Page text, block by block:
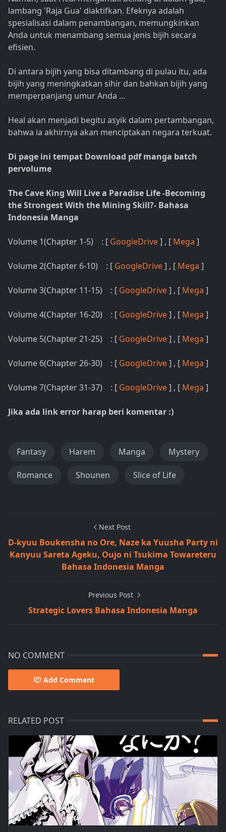
lambang 'Raja Gua' diaktifkan. Efeknya adalah
spesialisasi dalam penambangan, memungkinkan
Anda untuk menambang semua jenis bijih secara
efisien.
Di antara bijih yang bisa ditambang di pulau itu, ada
bijih yang meningkatkan sihir dan bahkan bijih yang
memperpanjang umur Anda ...
Heal akan menjadi begitu asyik dalam pertambangan,
bahwa ia akhirnya akan menciptakan negara terkuat.
Di page ini tempat Download pdf manga batch
pervolume
The Cave King Will Live a Paradise Life -Becoming
the Strongest With the Mining Skill?- Bahasa
Indonesia Manga
Volume 1(Chapter 1-5) : [ GoogleDrive] , [ Mega ]
Volume 2(Chapter 6-10) : [ GoogleDrive] , [ Mega ]
Volume 3(Chapter 11-15) : [ GoogleDrive] , [ Mega ]
Volume 4(Chapter 16-20) : [ GoogleDrive] , [ Mega ]
Volume 5(Chapter 21-25) : [ GoogleDrive] , [ Mega ]
Volume 6(Chapter 26-30) : [ GoogleDrive] , [ Mega ]
Volume 7(Chapter 31-37) : [ GoogleDrive] , [ Mega ]
Jika ada link error harap beri komentar :)
Fantasy Harem Manga Mystery
Romance Shounen Slice of Life
Next Post
D-kyuu Boukensha no Ore, Naze ka Yuusha Party ni
Kanyuu Sareta Ageku, Oujo ni Tsukima Towareteru
Bahasa Indonesia Manga
Previous Post
Strategic Lovers Bahasa Indonesia Manga
NO COMMENT
Add Comment
RELATED POST